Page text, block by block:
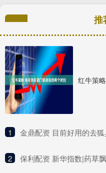
推
红牛策
1 金鼎配资 目前好用的去狐臭产品
2 保利配资 新华指数|药草飘香惠万民，晋药崛起正